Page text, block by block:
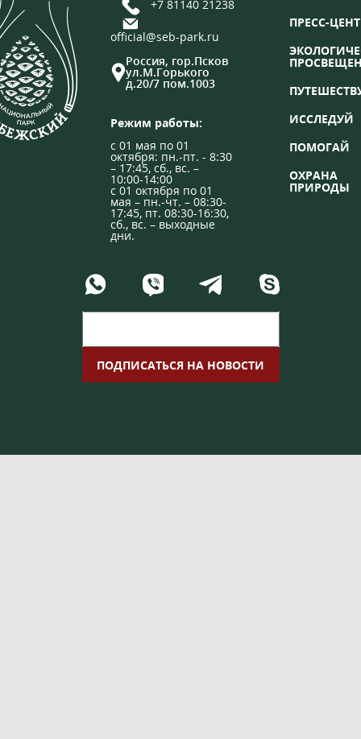
+7 81140 21238
official@seb-park.ru
Россия, гор.Псков
ул.М.Горького
д.20/7 пом.1003
Режим работы:
с 01 мая по 01
октября: пн.-пт. - 8:30
– 17:45, сб., вс. –
10:00-14:00
с 01 октября по 01
мая – пн.-чт. – 08:30-
17:45, пт. 08:30-16:30,
сб., вс. – выходные
дни.
ПРЕСС-
ИССЛЕДУЙ
ПОМОГАЙ
ОХРАНА
ПРИРОДЫ